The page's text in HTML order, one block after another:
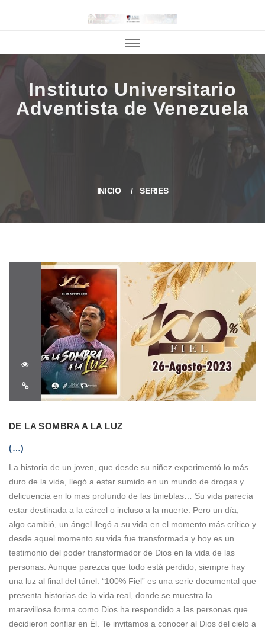
INICIO SERIES
DE LA SOMBRA A LA LUZ
(…)
La historia de un joven, que desde su niñez experimentó lo más
duro de la vida, llegó a estar sumido en un mundo de drogas y
delicuencia en lo mas profundo de las tinieblas… Su vida parecía
estar destinada a la cárcel o incluso a la muerte. Pero un día,
algo cambió, un ángel llegó a su vida en el momento más crítico y
desde aquel momento su vida fue transformada y hoy es un
testimonio del poder transformador de Dios en la vida de las
personas. Aunque parezca que todo está perdido, siempre hay
una luz al final del túnel. “100% Fiel” es una serie documental que
presenta historias de la vida real, donde se muestra la
maravillosa forma como Dios ha respondido a las personas que
decidieron confiar en Él. Te invitamos a conocer al Dios del cielo a